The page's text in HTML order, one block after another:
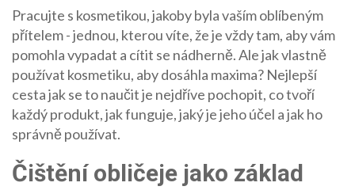
Pracujte s kosmetikou, jakoby byla vaším oblíbeným
přítelem - jednou, kterou víte, že je vždy tam, aby vám
pomohla vypadat a cítit se nádherně. Ale jak vlastně
používat kosmetiku, aby dosáhla maxima? Nejlepší
cesta jak se to naučit je nejdříve pochopit, co tvoří
každý produkt, jak funguje, jaký je jeho účel a jak ho
správně používat.
Čištění obličeje jako základ